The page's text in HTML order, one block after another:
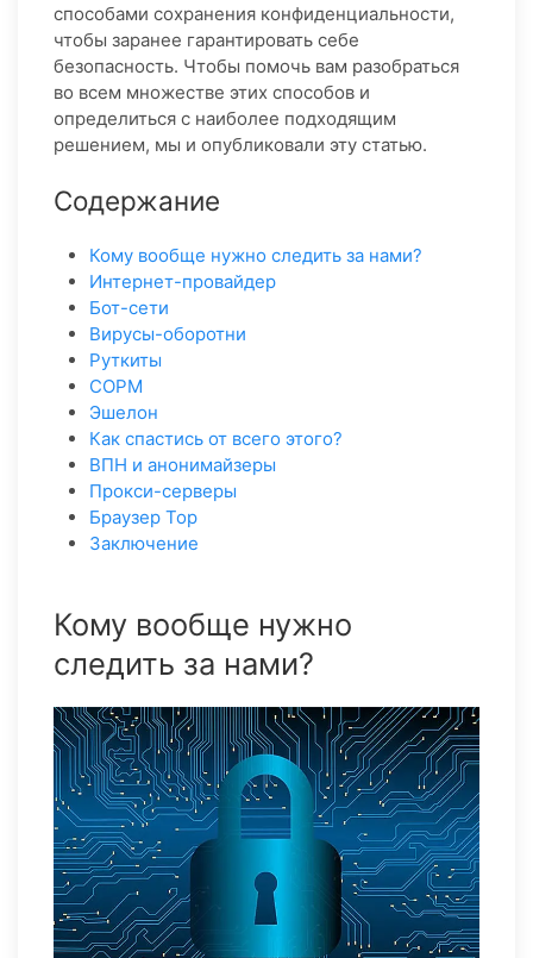
способами сохранения конфиденциальности,
чтобы заранее гарантировать себе
безопасность. Чтобы помочь вам разобраться
во всем множестве этих способов и
определиться с наиболее подходящим
решением, мы и опубликовали эту статью.
Содержание
Кому вообще нужно следить за нами?
Интернет-провайдер
Бот-сети
Вирусы-оборотни
Руткиты
СОРМ
Эшелон
Как спастись от всего этого?
ВПН и анонимайзеры
Прокси-серверы
Браузер Тор
Заключение
Кому вообще нужно
следить за нами?